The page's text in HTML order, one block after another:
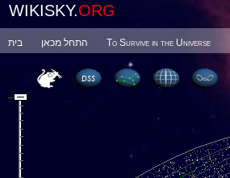
WIKISKY.ORG
בית התחל מכאן To Survive in the Universe